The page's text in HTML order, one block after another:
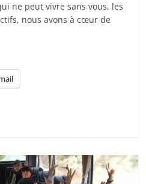
ne peut vivre sans vous, les
nous avons à cœur de